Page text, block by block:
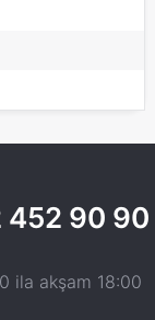
452 90 90
ila akşam 18:00